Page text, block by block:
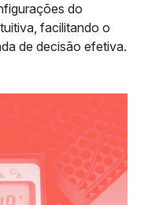
do
facilitando o
de decisão efetiva.